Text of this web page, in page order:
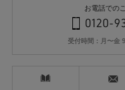
お電話での
0120-
受付時間：月〜金